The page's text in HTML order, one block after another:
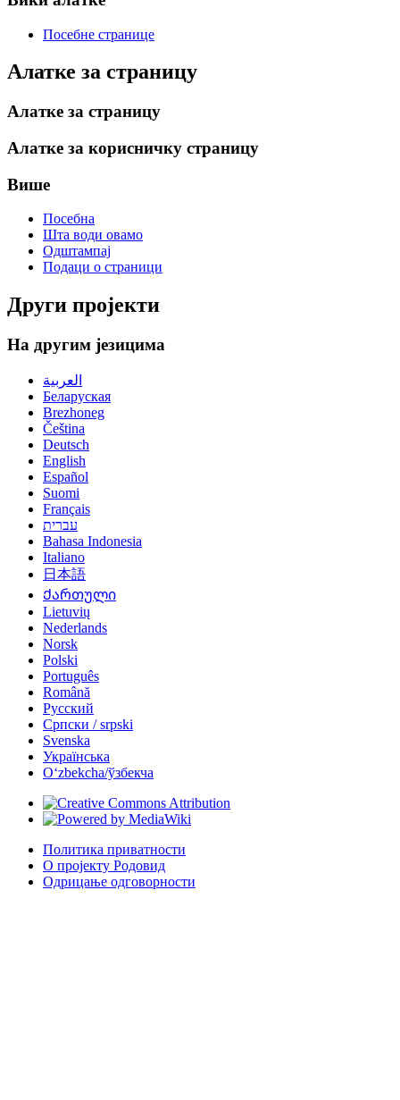
Посебне странице
Алатке за страницу
Алатке за страницу
Алатке за корисничку страницу
Више
Посебна
Шта води овамо
Одштампај
Подаци о страници
Други пројекти
На другим језицима
العربية
Беларуская
Brezhoneg
Čeština
Deutsch
English
Español
Suomi
Français
עברית
Bahasa Indonesia
Italiano
日本語
Ქართული
Lietuvių
Nederlands
Norsk
Polski
Português
Română
Русский
Српски / srpski
Svenska
Українська
Oʻzbekcha/ўзбекча
Политика приватности
О пројекту Родовид
Одрицање одговорности